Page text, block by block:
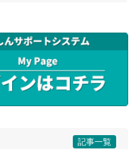
記事一覧